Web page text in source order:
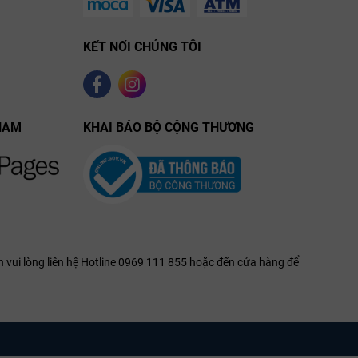
Domaine
bị dập nát
hương
trong
từ 20%
cấu trúc
KẾT NỐI CHÚNG TÔI
KHAI BÁO BỘ CỘNG THƯƠNG
lòng liên hệ Hotline 0969 111 855 hoặc đến cửa hàng để